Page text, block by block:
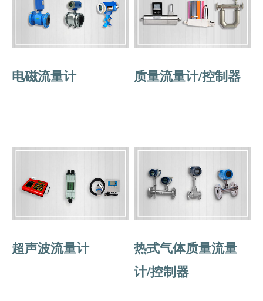
电磁流量计 质量流量计/控制器
超声波流量计
热式气体质量流量
计/控制器